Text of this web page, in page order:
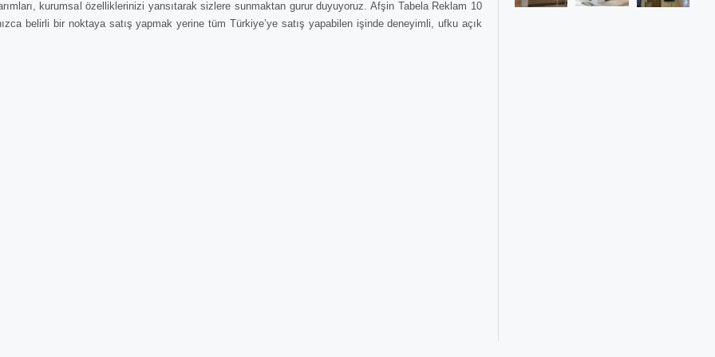
kurumsal özelliklerinizi yansıtarak sizlere sunmaktan gurur duyuyoruz. Afşin Tabela Reklam 10
belirli bir noktaya satış yapmak yerine tüm Türkiye’ye satış yapabilen işinde deneyimli, ufku açık